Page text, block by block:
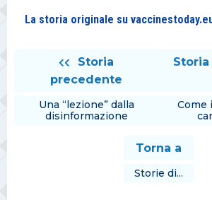
La storia originale su
Storia
precedente
Una “lezione” dalla
disinformazione
Storia
Come
Torna a
Storie di...